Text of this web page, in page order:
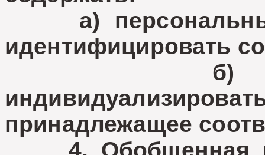
а)
идентифицировать
б)
принадлежащее